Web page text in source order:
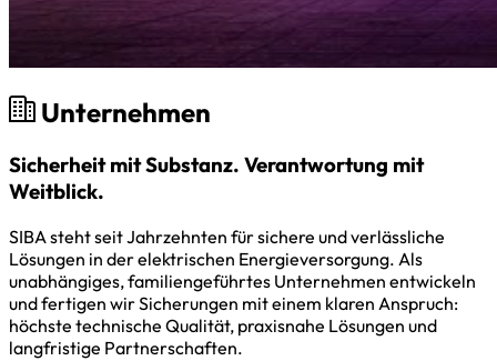
Unternehmen
Sicherheit mit Substanz. Verantwortung mit
Weitblick.
SIBA steht seit Jahrzehnten für sichere und verlässliche
Lösungen in der elektrischen Energieversorgung. Als
unabhängiges, familiengeführtes Unternehmen entwickeln
und fertigen wir Sicherungen mit einem klaren Anspruch:
höchste technische Qualität, praxisnahe Lösungen und
langfristige Partnerschaften.